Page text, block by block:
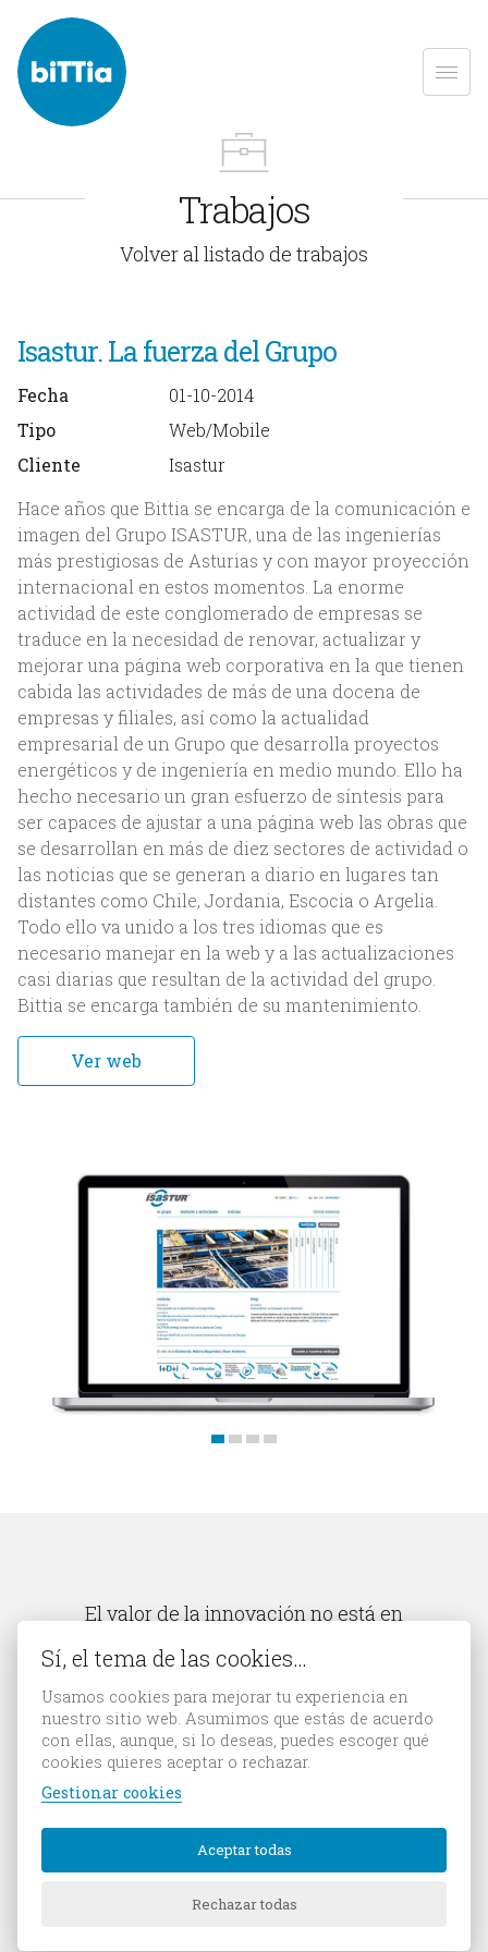
Inicio
Nosotros
Acerca de Bittia
Equipo
Clientes
Servicios
Trabajos
Contacto
Trabajos
Volver al listado de trabajos
Isastur. La fuerza del Grupo
Fecha
01-10-2014
Tipo
Web/Mobile
Cliente
Isastur
Hace años que Bittia se encarga de la comunicación e
imagen del Grupo ISASTUR, una de las ingenierías
más prestigiosas de Asturias y con mayor proyección
internacional en estos momentos. La enorme
actividad de este conglomerado de empresas se
traduce en la necesidad de renovar, actualizar y
mejorar una página web corporativa en la que tienen
cabida las actividades de más de una docena de
empresas y filiales, así como la actualidad
empresarial de un Grupo que desarrolla proyectos
energéticos y de ingeniería en medio mundo. Ello ha
hecho necesario un gran esfuerzo de síntesis para
ser capaces de ajustar a una página web las obras que
se desarrollan en más de diez sectores de actividad o
las noticias que se generan a diario en lugares tan
distantes como Chile, Jordania, Escocia o Argelia.
Todo ello va unido a los tres idiomas que es
necesario manejar en la web y a las actualizaciones
casi diarias que resultan de la actividad del grupo.
Bittia se encarga también de su mantenimiento.
Ver web
El valor de la innovación no está en
que todos te quieran copiar.
Enrique Dans
Sí, el tema de las cookies…
Usamos cookies para mejorar tu experiencia en
nuestro sitio web. Asumimos que estás de acuerdo
con ellas, aunque, si lo deseas, puedes escoger qué
cookies quieres aceptar o rechazar.
Gestionar cookies
Aceptar todas
Rechazar todas